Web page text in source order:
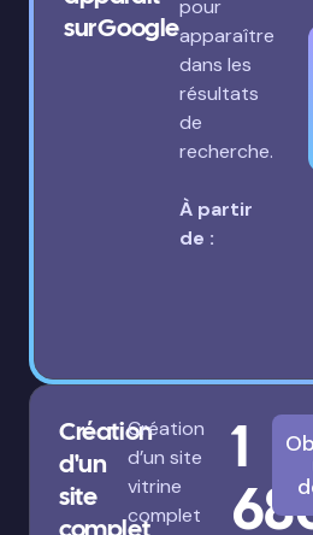
sur Google
pour
apparaître
dans les
résultats
de
recherche.
À partir
de :
Création
d'un
site
complet
Création
d’un site
vitrine
complet
1